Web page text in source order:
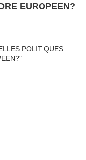
EUROPEEN?